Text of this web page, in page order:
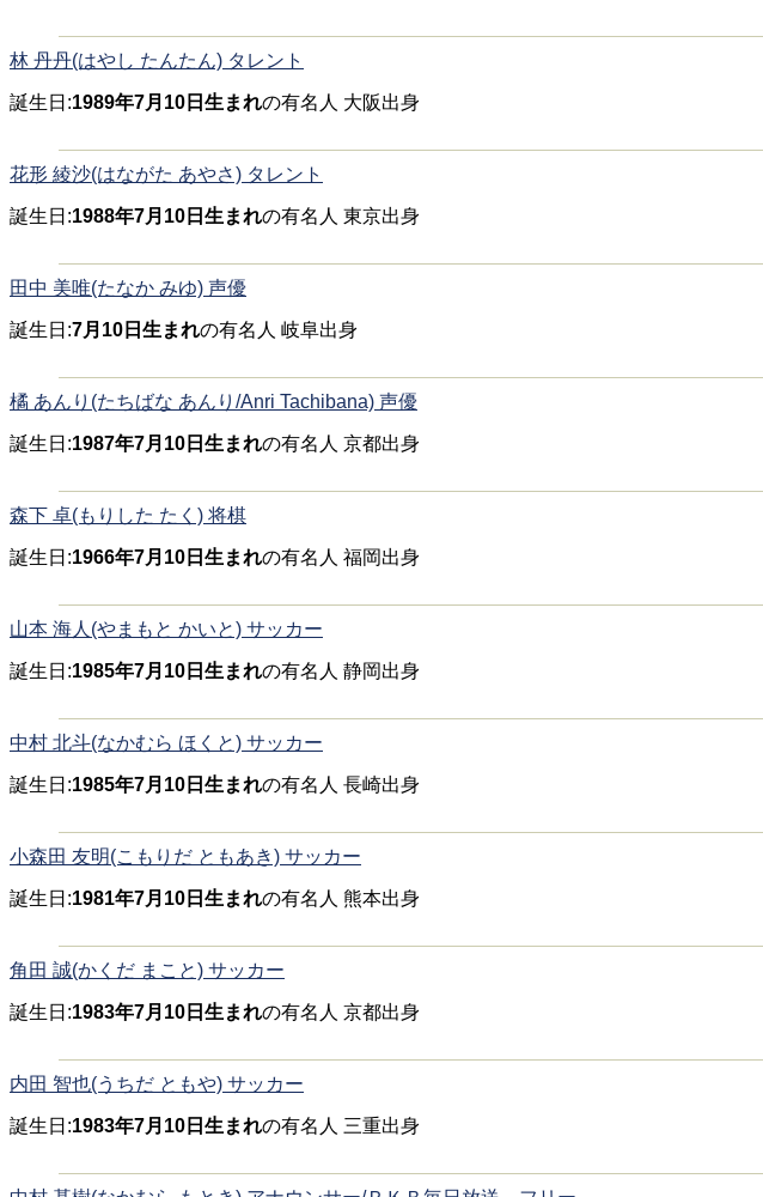
林 丹丹(はやし たんたん) タレント
誕生日:1989年7月10日生まれの有名人 大阪出身
花形 綾沙(はながた あやさ) タレント
誕生日:1988年7月10日生まれの有名人 東京出身
田中 美唯(たなか みゆ) 声優
誕生日:7月10日生まれの有名人 岐阜出身
橘 あんり(たちばな あんり/Anri Tachibana) 声優
誕生日:1987年7月10日生まれの有名人 京都出身
森下 卓(もりした たく) 将棋
誕生日:1966年7月10日生まれの有名人 福岡出身
山本 海人(やまもと かいと) サッカー
誕生日:1985年7月10日生まれの有名人 静岡出身
中村 北斗(なかむら ほくと) サッカー
誕生日:1985年7月10日生まれの有名人 長崎出身
小森田 友明(こもりだ ともあき) サッカー
誕生日:1981年7月10日生まれの有名人 熊本出身
角田 誠(かくだ まこと) サッカー
誕生日:1983年7月10日生まれの有名人 京都出身
内田 智也(うちだ ともや) サッカー
誕生日:1983年7月10日生まれの有名人 三重出身